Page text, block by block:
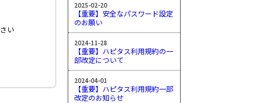
い
2025-02-20
【重要】安全なパスワード設定
のお願い
2024-11-28
【重要】ハピタス利用規約の一
部改定について
2024-04-01
【重要】ハピタス利用規約一部
改定のお知らせ